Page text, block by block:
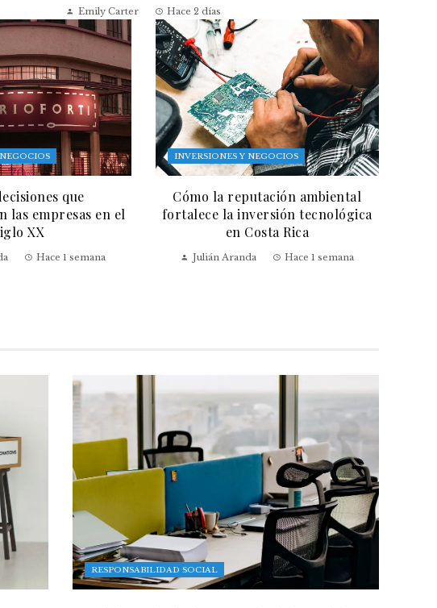
Emily Carter Hace 2 días
que
las empresas en el
XX
Hace 1 semana
INVERSIONES Y NEGOCIOS
Cómo la reputación ambiental
fortalece la inversión tecnológica
en Costa Rica
Julián Aranda Hace 1 semana
RESPONSABILIDAD SOCIAL